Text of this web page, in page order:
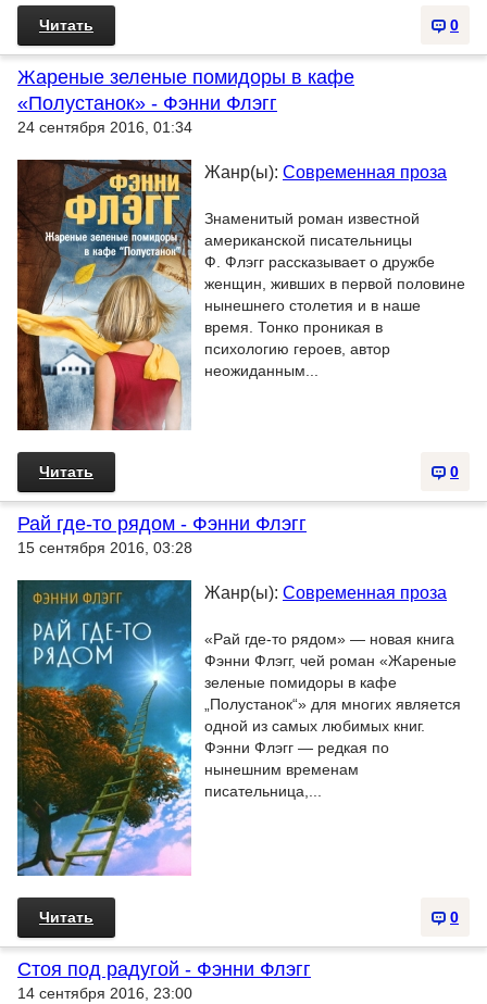
0
Читать
Жареные зеленые помидоры в кафе
«Полустанок» - Фэнни Флэгг
24 сентября 2016, 01:34
Жанр(ы): Современная проза
Знаменитый роман известной
американской писательницы
Ф. Флэгг рассказывает о дружбе
женщин, живших в первой половине
нынешнего столетия и в наше
время. Тонко проникая в
психологию героев, автор
неожиданным...
0
Читать
Рай где-то рядом - Фэнни Флэгг
15 сентября 2016, 03:28
Жанр(ы): Современная проза
«Рай где-то рядом» — новая книга
Фэнни Флэгг, чей роман «Жареные
зеленые помидоры в кафе
„Полустанок“» для многих является
одной из самых любимых книг.
Фэнни Флэгг — редкая по
нынешним временам
писательница,...
0
Читать
Стоя под радугой - Фэнни Флэгг
14 сентября 2016, 23:00